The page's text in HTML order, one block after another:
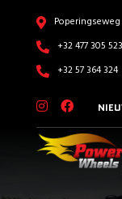
+32 477 305 523
+32 57 364 324